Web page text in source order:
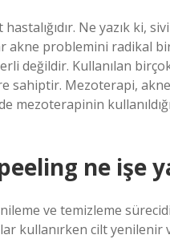
Ne yazık ki,
akne problemini radikal
değildir. Kullanılan
sahiptir. Mezoterapi,
mezoterapinin
ne işe
ve temizleme
kullanırken cilt yenilenir